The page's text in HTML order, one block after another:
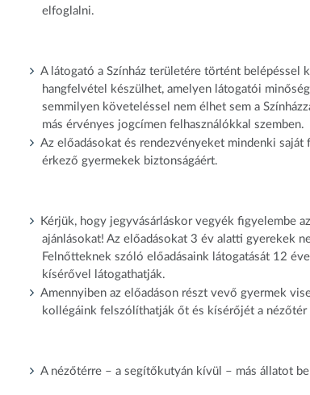
elfoglalni.
A látogató a Színház területére történt belépéssel
hangfelvétel készülhet, amelyen látogatói
semmilyen követeléssel nem élhet sem a
más érvényes jogcímen felhasználókkal szemben.
Az előadásokat és rendezvényeket mindenki
érkező gyermekek biztonságáért.
Kérjük, hogy jegyvásárláskor vegyék figyelembe
ajánlásokat! Az előadásokat 3 év alatti gyerekek
Felnőtteknek szóló előadásaink látogatását 12
kísérővel látogathatják.
Amennyiben az előadáson részt vevő gyermek
kollégáink felszólíthatják őt és kísérőjét a nézőtér
A nézőtérre – a segítőkutyán kívül – más állatot